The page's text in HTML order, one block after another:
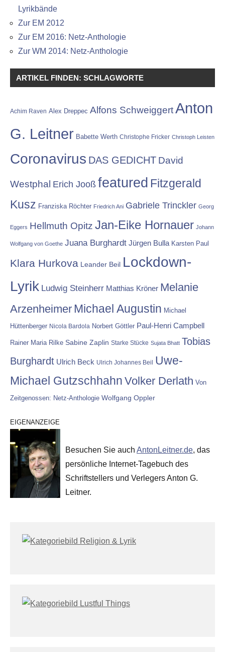
Lyrikbände
Zur EM 2012
Zur EM 2016: Netz-Anthologie
Zur WM 2014: Netz-Anthologie
ARTIKEL FINDEN: SCHLAGWORTE
Achim Raven Alex Dreppec Alfons SchweiggertAnton
G. Leitner Babette Werth Christophe Fricker Christoph Leisten
Coronavirus DAS GEDICHT David
Westphal Erich Jooß featured Fitzgerald
Kusz Franziska Röchter Friedrich Ani Gabriele Trinckler Georg
Eggers Hellmuth Opitz Jan-Eike Hornauer Johann
Wolfgang von Goethe Juana Burghardt Jürgen Bulla Karsten Paul
Klara Hurkova Leander Beil Lockdown-
Lyrik Ludwig Steinherr Matthias Kröner Melanie
Arzenheimer Michael Augustin Michael
Hüttenberger Nicola Bardola Norbert Göttler Paul-Henri Campbell
Rainer Maria Rilke Sabine Zaplin Starke Stücke Sujata Bhatt Tobias
Burghardt Ulrich Beck Ulrich Johannes Beil
Uwe-
Michael Gutzschhahn Volker Derlath Von
Zeitgenossen: Netz-Anthologie Wolfgang Oppler
EIGENANZEIGE
Besuchen Sie auch AntonLeitner.de, das
persönliche Internet-Tagebuch des
Schriftstellers und Verlegers Anton G.
Leitner.